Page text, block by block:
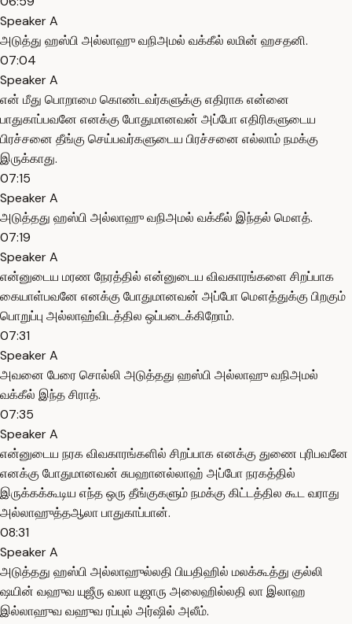
Speaker A
அடுத்து ஹஸ்பி அல்லாஹு வநிஅமல் வக்கீல் லமின் ஹசதனி.
07:04
Speaker A
என் மீது பொறாமை கொண்டவர்களுக்கு எதிராக என்னை
பாதுகாப்பவனே எனக்கு போதுமானவன் அப்போ எதிரிகளுடைய
பிரச்சனை தீங்கு செய்பவர்களுடைய பிரச்சனை எல்லாம் நமக்கு
இருக்காது.
07:15
Speaker A
அடுத்தது ஹஸ்பி அல்லாஹு வநிஅமல் வக்கீல் இந்தல் மௌத்.
07:19
Speaker A
என்னுடைய மரண நேரத்தில் என்னுடைய விவகாரங்களை சிறப்பாக
கையாள்பவனே எனக்கு போதுமானவன் அப்போ மௌத்துக்கு பிறகும்
பொறுப்பு அல்லாஹ்விடத்தில ஒப்படைக்கிறோம்.
07:31
Speaker A
அவனை பேரை சொல்லி அடுத்தது ஹஸ்பி அல்லாஹு வநிஅமல்
வக்கீல் இந்த சிராத்.
07:35
Speaker A
என்னுடைய நரக விவகாரங்களில் சிறப்பாக எனக்கு துணை புரிபவனே
எனக்கு போதுமானவன் சுபஹானல்லாஹ் அப்போ நரகத்தில்
இருக்கக்கூடிய எந்த ஒரு தீங்குகளும் நமக்கு கிட்டத்தில கூட வராது
அல்லாஹுத்தஆலா பாதுகாப்பான்.
08:31
Speaker A
அடுத்தது ஹஸ்பி அல்லாஹுல்லதி பியதிஹில் மலக்கூத்து குல்லி
ஷயின் வஹுவ யுஜீரு வலா யுஜாரு அலைஹில்லதி லா இலாஹ
இல்லாஹுவ வஹுவ ரப்புல் அர்ஷில் அலீம்.